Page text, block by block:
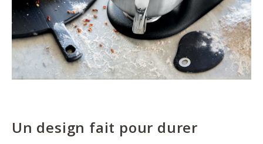
Un design fait pour durer